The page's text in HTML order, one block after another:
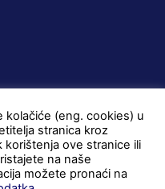
(eng. cookies) u
stranica kroz
korištenja ove stranice ili
na naše
možete pronaći na